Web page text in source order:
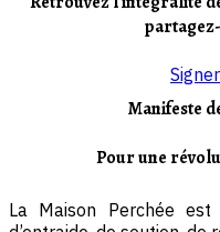
Manifeste
Pour une
La Maison Perchée